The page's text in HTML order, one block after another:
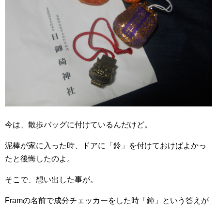
今は、散歩バッグに付けているんだけど。
泥棒が家に入った時、ドアに「鈴」を付けておけばよかっ
たと後悔したのよ。
そこで、想い出した事が。
Framの名前で成分チェッカーをした時「鐘」という答えが